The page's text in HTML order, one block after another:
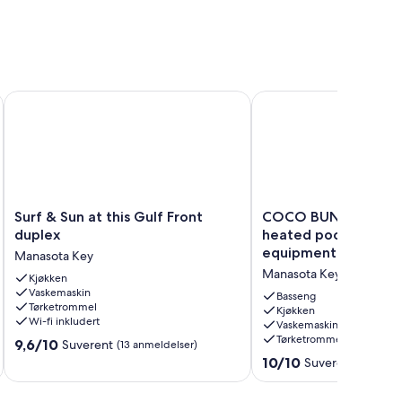
Surf
&
Sun
at
this
Gulf
Front
duplex
Manasota
Surf & Sun at this Gulf Front
duplex
Manasota Key
Kjøkken
Vaskemaskin
Tørketrommel
Wi-fi inkludert
9.6
9,6/10 Suverent (13 anmeldelser)
Surf & Sun at this Gulf Front duplex
COCO
BUNGALOW
-
new
w/
heated
pool,
bikes,
beach
COCO
heated pool, bikes,
equipment & more
Manasota Key
Basseng
Kjøkken
Vaskemaskin
Tørketrommel
10.0
av
10/10 Suverent
COCO BUNGALOW -